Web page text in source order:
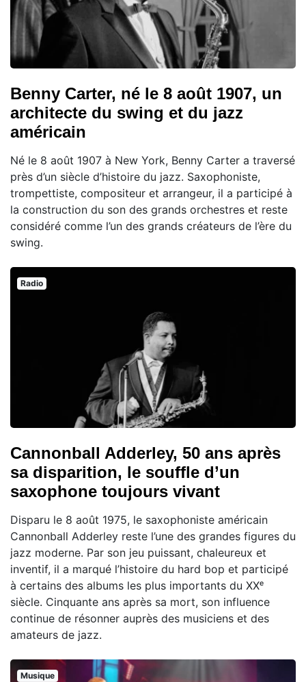
Benny Carter, né le 8 août 1907, un
architecte du swing et du jazz
américain
Né le 8 août 1907 à New York, Benny Carter a traversé
près d’un siècle d’histoire du jazz. Saxophoniste,
trompettiste, compositeur et arrangeur, il a participé à
la construction du son des grands orchestres et reste
considéré comme l’un des grands créateurs de l’ère du
swing.
Radio
Cannonball Adderley, 50 ans après
sa disparition, le souffle d’un
saxophone toujours vivant
Disparu le 8 août 1975, le saxophoniste américain
Cannonball Adderley reste l’une des grandes figures du
jazz moderne. Par son jeu puissant, chaleureux et
inventif, il a marqué l’histoire du hard bop et participé
à certains des albums les plus importants du XXᵉ
siècle. Cinquante ans après sa mort, son influence
continue de résonner auprès des musiciens et des
amateurs de jazz.
Musique